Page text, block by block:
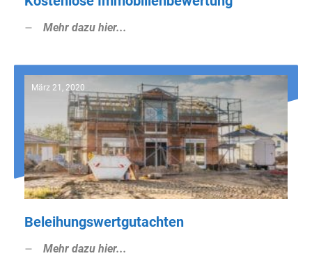
Mehr dazu hier...
März 21, 2020
Beleihungswertgutachten
Mehr dazu hier...